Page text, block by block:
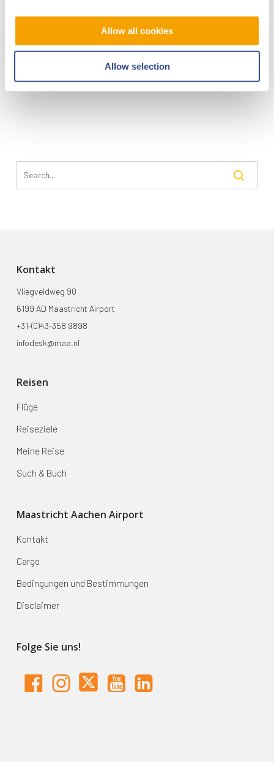
Allow all cookies
Allow selection
Kontakt
Vliegveldweg 90
6199 AD Maastricht Airport
+31-(0)43-358 9898
infodesk@maa.nl
Reisen
Flüge
Reiseziele
Meine Reise
Such & Buch
Maastricht Aachen Airport
Kontakt
Cargo
Bedingungen und Bestimmungen
Disclaimer
Folge Sie uns!